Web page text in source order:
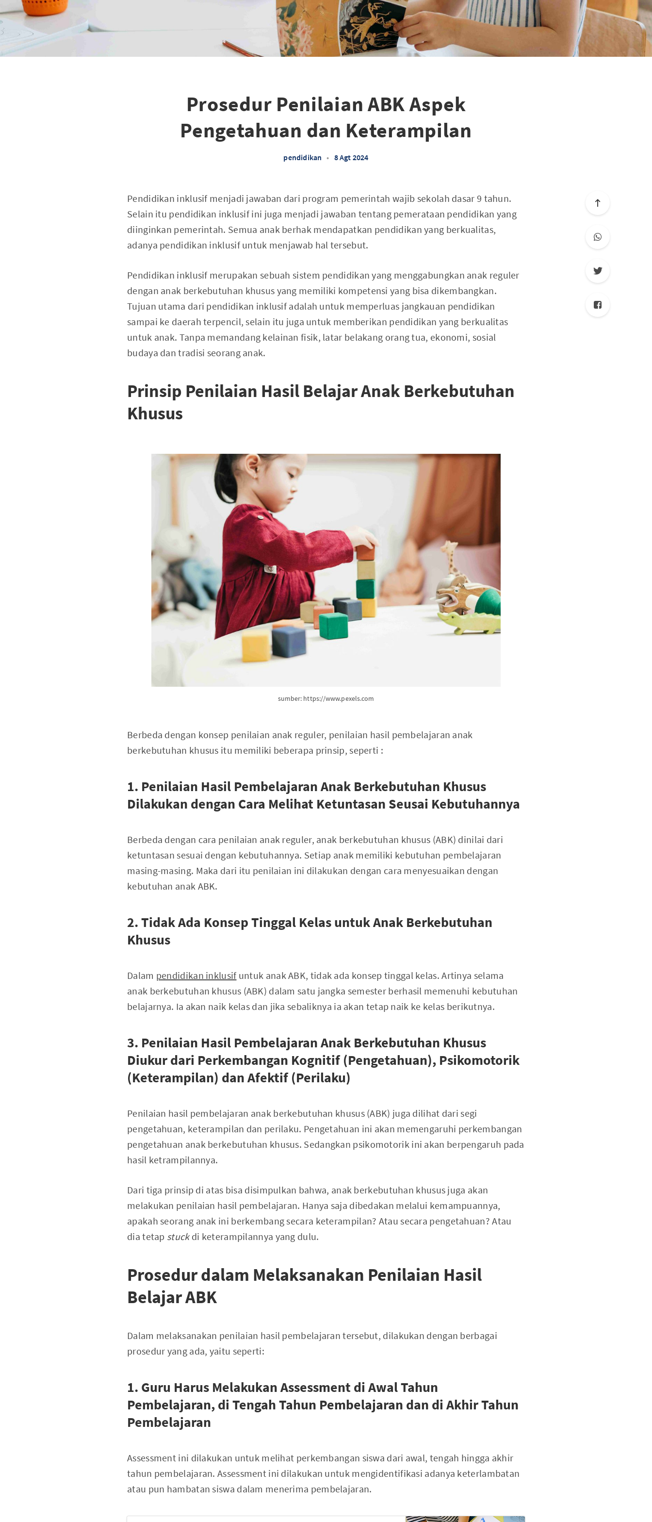
Prosedur Penilaian ABK Aspek
Pengetahuan dan Keterampilan
pendidikan • 8 Agt 2024
Pendidikan inklusif menjadi jawaban dari program pemerintah wajib sekolah dasar 9 tahun.
Selain itu pendidikan inklusif ini juga menjadi jawaban tentang pemerataan pendidikan yang
diinginkan pemerintah. Semua anak berhak mendapatkan pendidikan yang berkualitas,
adanya pendidikan inklusif untuk menjawab hal tersebut.
Pendidikan inklusif merupakan sebuah sistem pendidikan yang menggabungkan anak reguler
dengan anak berkebutuhan khusus yang memiliki kompetensi yang bisa dikembangkan.
Tujuan utama dari pendidikan inklusif adalah untuk memperluas jangkauan pendidikan
sampai ke daerah terpencil, selain itu juga untuk memberikan pendidikan yang berkualitas
untuk anak. Tanpa memandang kelainan fisik, latar belakang orang tua, ekonomi, sosial
budaya dan tradisi seorang anak.
Prinsip Penilaian Hasil Belajar Anak Berkebutuhan
Khusus
sumber: https://www.pexels.com
Berbeda dengan konsep penilaian anak reguler, penilaian hasil pembelajaran anak
berkebutuhan khusus itu memiliki beberapa prinsip, seperti :
1. Penilaian Hasil Pembelajaran Anak Berkebutuhan Khusus
Dilakukan dengan Cara Melihat Ketuntasan Seusai Kebutuhannya
Berbeda dengan cara penilaian anak reguler, anak berkebutuhan khusus (ABK) dinilai dari
ketuntasan sesuai dengan kebutuhannya. Setiap anak memiliki kebutuhan pembelajaran
masing-masing. Maka dari itu penilaian ini dilakukan dengan cara menyesuaikan dengan
kebutuhan anak ABK.
2. Tidak Ada Konsep Tinggal Kelas untuk Anak Berkebutuhan
Khusus
Dalam pendidikan inklusifuntuk anak ABK, tidak ada konsep tinggal kelas. Artinya selama
anak berkebutuhan khusus (ABK) dalam satu jangka semester berhasil memenuhi kebutuhan
belajarnya. Ia akan naik kelas dan jika sebaliknya ia akan tetap naik ke kelas berikutnya.
3. Penilaian Hasil Pembelajaran Anak Berkebutuhan Khusus
Diukur dari Perkembangan Kognitif (Pengetahuan), Psikomotorik
(Keterampilan) dan Afektif (Perilaku)
Penilaian hasil pembelajaran anak berkebutuhan khusus (ABK) juga dilihat dari segi
pengetahuan, keterampilan dan perilaku. Pengetahuan ini akan memengaruhi perkembangan
pengetahuan anak berkebutuhan khusus. Sedangkan psikomotorik ini akan berpengaruh pada
hasil ketrampilannya.
Dari tiga prinsip di atas bisa disimpulkan bahwa, anak berkebutuhan khusus juga akan
melakukan penilaian hasil pembelajaran. Hanya saja dibedakan melalui kemampuannya,
apakah seorang anak ini berkembang secara keterampilan? Atau secara pengetahuan? Atau
dia tetap stuckdi keterampilannya yang dulu.
Prosedur dalam Melaksanakan Penilaian Hasil
Belajar ABK
Dalam melaksanakan penilaian hasil pembelajaran tersebut, dilakukan dengan berbagai
prosedur yang ada, yaitu seperti:
1. Guru Harus Melakukan Assessment di Awal Tahun
Pembelajaran, di Tengah Tahun Pembelajaran dan di Akhir Tahun
Pembelajaran
Assessment ini dilakukan untuk melihat perkembangan siswa dari awal, tengah hingga akhir
tahun pembelajaran. Assessment ini dilakukan untuk mengidentifikasi adanya keterlambatan
atau pun hambatan siswa dalam menerima pembelajaran.